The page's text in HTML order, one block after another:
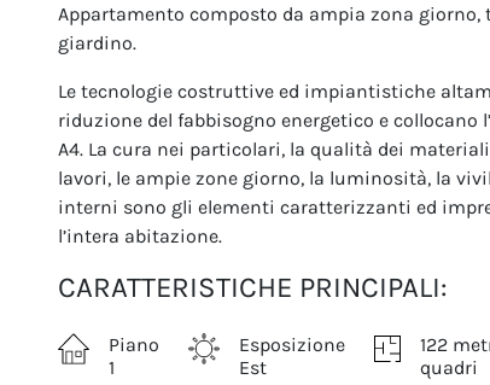
Appartamento composto da ampia zona giorno,
giardino.
Le tecnologie costruttive ed impiantistiche
riduzione del fabbisogno energetico e collocano
A4. La cura nei particolari, la qualità dei
lavori, le ampie zone giorno, la luminosità, la
interni sono gli elementi caratterizzanti ed
l’intera abitazione.
CARATTERISTICHE PRINCIPALI:
Piano
1
Esposizione
Est
122
quadri